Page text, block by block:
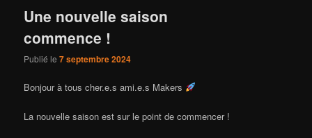
Une nouvelle saison
commence !
Publié le7 septembre 2024
Bonjour à tous cher.e.s ami.e.s Makers
La nouvelle saison est sur le point de commencer !